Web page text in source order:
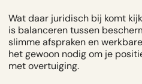
Wat daar juridisch bij komt
is balanceren tussen
slimme afspraken en
het gewoon nodig om je
met overtuiging.